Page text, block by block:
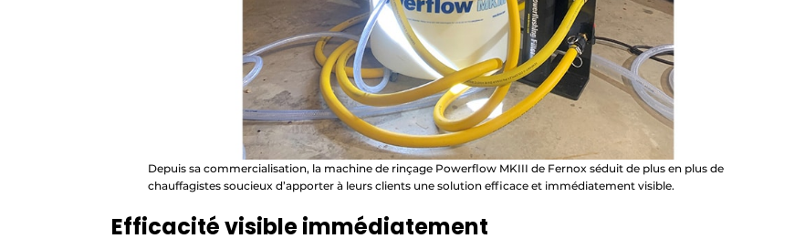
Depuis sa commercialisation, la machine de rinçage Powerflow MKIII de Fernox séduit de plus en plus de
chauffagistes soucieux d’apporter à leurs clients une solution efficace et immédiatement visible.
Efficacité visible immédiatement